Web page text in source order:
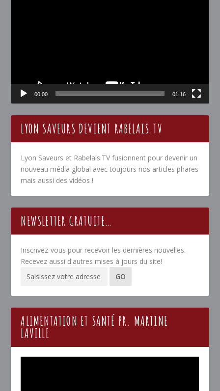
00:00 01:16
LYON SAVEURS DEVIENT RABELAIS.TV
Lyon Saveurs et Rabelais.TV fusionnent pour devenir un
nouveau média global avec toujours nos articles phares
mais aussi des vidéos !
NEWSLETTER GRATUITE…
Inscrivez-vous pour recevoir les dernières nouvelles.
Recevez aussi d'autres mises à jours du site!
ALIMENTATION ET SANTÉ PR. MARTINE
LAVILLE